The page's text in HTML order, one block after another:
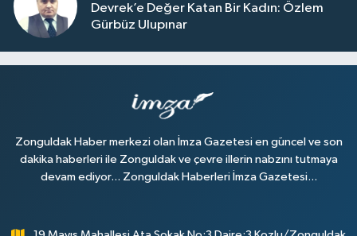
Devrek’e Değer Katan Bir Kadın: Özlem
Gürbüz Ulupınar
Zonguldak Haber merkezi olan İmza Gazetesi en güncel ve son
dakika haberleri ile Zonguldak ve çevre illerin nabzını tutmaya
devam ediyor... Zonguldak Haberleri İmza Gazetesi...